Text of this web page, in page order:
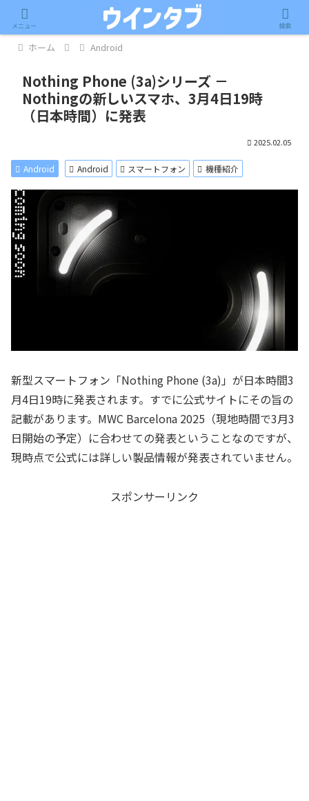
記事内に広告が含まれています。
ホーム Android
Nothing Phone (3a)シリーズ －
Nothingの新しいスマホ、3月4日19時
（日本時間）に発表
2025.02.05
Android Android スマートフォン 機種紹介
新型スマートフォン「Nothing Phone (3a)」が日本時間3
月4日19時に発表されます。すでに公式サイトにその旨の
記載があります。MWC Barcelona 2025（現地時間で3月3
日開始の予定）に合わせての発表ということなのですが、
現時点で公式には詳しい製品情報が発表されていません。
スポンサーリンク
メニュー 検索